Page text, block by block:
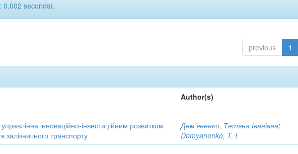
0.002 seconds).
previous 1
Author(s)
інноваційно-інвестиційним розвитком
залізничного транспорту
Дем’яненко, Тетяна Іванівна;
Demyanenko, T. I.